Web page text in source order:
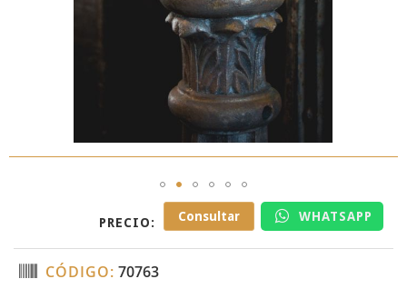
Consultar WHATSAPP
PRECIO:
CÓDIGO: 70763
beginning
of